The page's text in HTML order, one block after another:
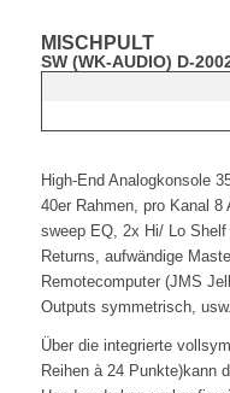
MISCHPULT
SW (WK-AUDIO) D-
High-End Analogkonsole
40er Rahmen, pro Kanal
sweep EQ, 2x Hi/ Lo
Returns, aufwändige
Remotecomputer (JMS
Outputs symmetrisch, usw.
Über die integrierte
Reihen à 24 Punkte)kann